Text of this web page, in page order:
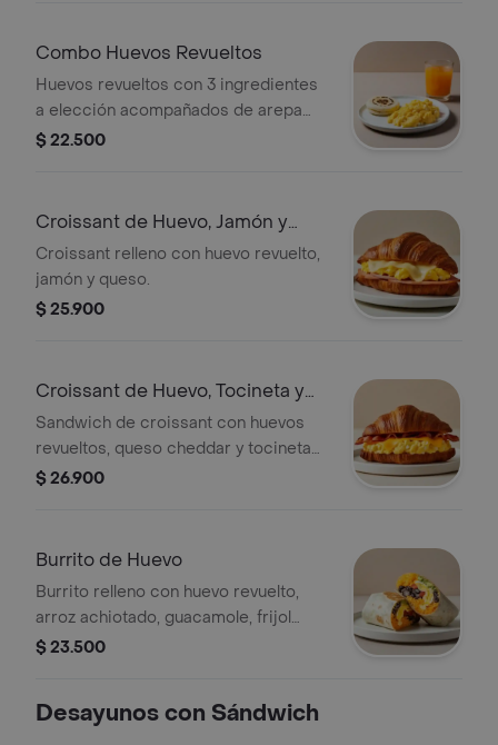
Combo Huevos Revueltos
Huevos revueltos con 3 ingredientes
a elección acompañados de arepa
paisa y bebida.
$ 22.500
Croissant de Huevo, Jamón y
Queso
Croissant relleno con huevo revuelto,
jamón y queso.
$ 25.900
Croissant de Huevo, Tocineta y
Queso
Sandwich de croissant con huevos
revueltos, queso cheddar y tocineta
crocante.
$ 26.900
Burrito de Huevo
Burrito relleno con huevo revuelto,
arroz achiotado, guacamole, frijol
negro, pico de gallo, queso y salsa
$ 23.500
Desayunos con Sándwich